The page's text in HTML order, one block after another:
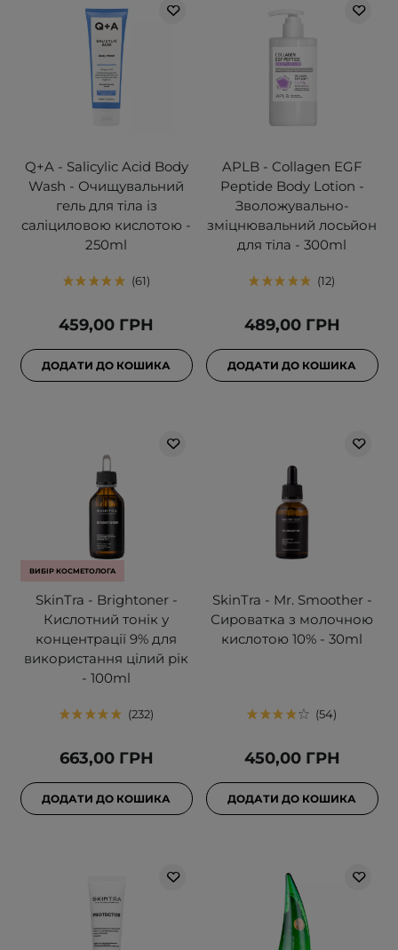
Q+A - Salicylic Acid Body
Wash - Очищувальний
гель для тіла із
саліциловою кислотою -
250ml
61
459,00 ГРН
ДОДАТИ ДО КОШИКА
APLB - Collagen EGF
Peptide Body Lotion -
Зволожувально-
зміцнювальний лосьйон
для тіла - 300ml
12
489,00 ГРН
ДОДАТИ ДО КОШИКА
ВИБІР КОСМЕТОЛОГА
SkinTra - Brightoner -
Кислотний тонік у
концентрації 9% для
використання цілий рік
- 100ml
232
663,00 ГРН
ДОДАТИ ДО КОШИКА
SkinTra - Mr. Smoother -
Сироватка з молочною
кислотою 10% - 30ml
54
450,00 ГРН
ДОДАТИ ДО КОШИКА